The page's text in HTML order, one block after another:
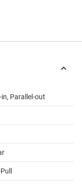
in, Parallel-out